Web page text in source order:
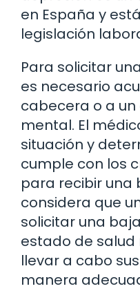
en España y
legislación
Para solicitar
es necesario
cabecera o a
mental. El
situación y
cumple con los
para recibir una
considera que
solicitar una
estado de
llevar a cabo
manera